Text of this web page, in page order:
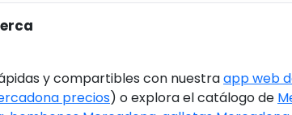
y compartibles con nuestraapp web
precios) o explora el catálogo de